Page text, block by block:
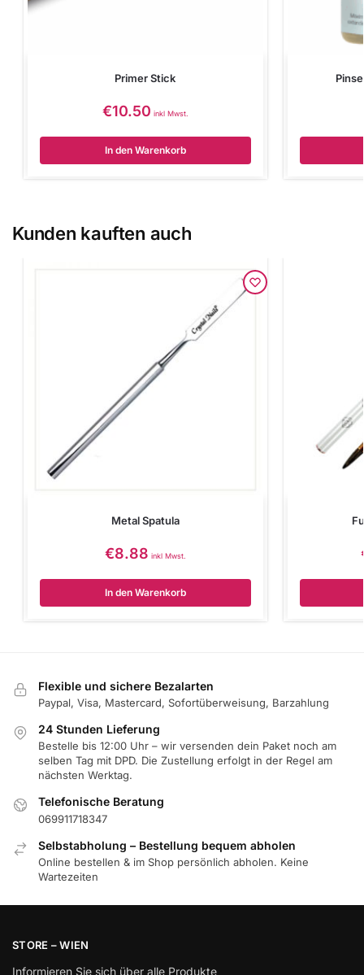
Primer Stick
€10.50 inkl Mwst.
In den Warenkorb
Kunden kauften auch
Metal Spatula
€8.88 inkl Mwst.
In den Warenkorb
Flexible und sichere Bezalarten
Paypal, Visa, Mastercard, Sofortüberweisung, Barzahlung
24 Stunden Lieferung
Bestelle bis 12:00 Uhr – wir versenden dein Paket noch am
selben Tag mit DPD. Die Zustellung erfolgt in der Regel am
nächsten Werktag.
Telefonische Beratung
069911718347
Selbstabholung – Bestellung bequem abholen
Online bestellen & im Shop persönlich abholen. Keine
Wartezeiten
STORE – WIEN
Informieren Sie sich über alle Produkte